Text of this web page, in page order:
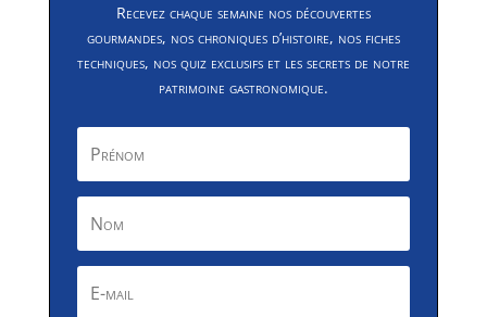
Recevez chaque semaine nos découvertes
gourmandes, nos chroniques d’histoire, nos fiches
techniques, nos quiz exclusifs et les secrets de notre
patrimoine gastronomique.